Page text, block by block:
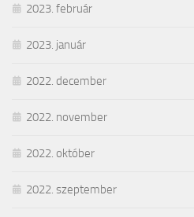
2023. február
2023. január
2022. december
2022. november
2022. október
2022. szeptember